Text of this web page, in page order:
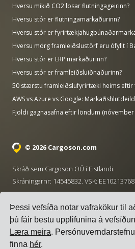
Þessi vefsíða notar vafrakökur til
þú fáir bestu upplifunina á
Læra meira.
finna hér.
Hversu mikið CO2 losar flutningageirinn?
Hversu stór er flutningamarkaðurinn?
Hversu stór er
Hversu mörg framleiðslustörf eru ófyllt í
Hversu stór er ERP markaðurinn?
Hversu stór er framleiðsluiðnaðurinn?
50 stærstu framleiðslufyrirtæki heims eftir
AWS vs Azure vs Google:
Fjöldi gagnasafna eftir löndum (nóvember
© 2026 Cargoson.com
Skráð sem Cargoson OÜ í Eistlandi.
Skráningarnr: 14545832. VSK:
+372 5555 0028
· hello@cargoson.com
Þjónustuskilmálar